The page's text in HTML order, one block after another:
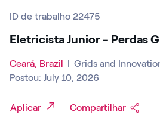
ID de trabalho 22475
Eletricista Junior - Perdas
Ceará, Brazil Grids and
Postou: July 10, 2026
Aplicar Compartilhar